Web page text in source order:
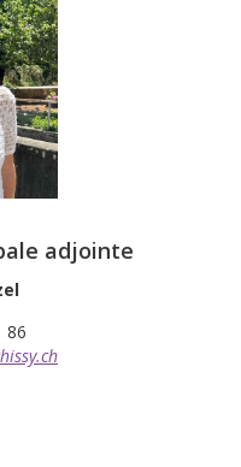
adjointe
86